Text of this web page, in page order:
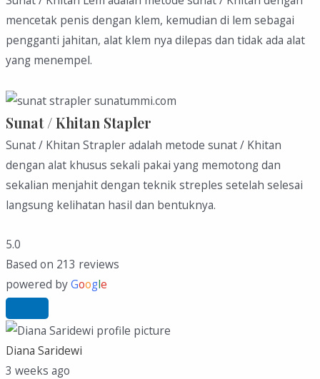
mencetak penis dengan klem, kemudian di lem sebagai
pengganti jahitan, alat klem nya dilepas dan tidak ada alat
yang menempel.
Sunat / Khitan Stapler
Sunat / Khitan Strapler adalah metode sunat / Khitan
dengan alat khusus sekali pakai yang memotong dan
sekalian menjahit dengan teknik streples setelah selesai
langsung kelihatan hasil dan bentuknya.
5.0
Based on 213 reviews
powered byGoogle
Diana Saridewi
3 weeks ago